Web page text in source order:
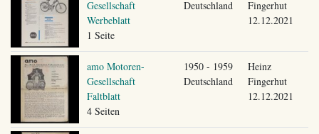
Gesellschaft
Werbeblatt
1 Seite
Deutschland
Fingerhut
12.12.2021
amo Motoren-
Gesellschaft
Faltblatt
4 Seiten
1950 - 1959
Deutschland
Heinz
Fingerhut
12.12.2021